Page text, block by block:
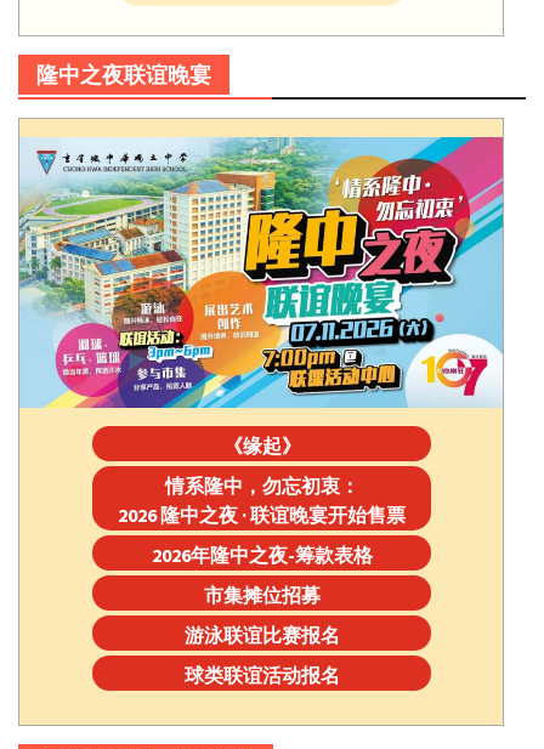
隆中之夜联谊晚宴
《缘起》
情系隆中，勿忘初衷：
2026 隆中之夜 · 联谊晚宴开始售票
2026年隆中之夜-筹款表格
市集摊位招募
游泳联谊比赛报名
球类联谊活动报名